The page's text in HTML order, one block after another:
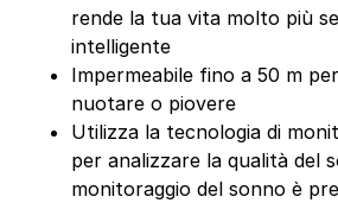
rende la tua vita molto più
intelligente
Impermeabile fino a 50 m
nuotare o piovere
Utilizza la tecnologia di
per analizzare la qualità del
monitoraggio del sonno è